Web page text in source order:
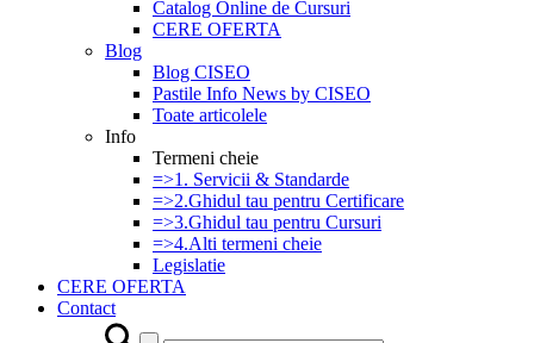
Catalog Online de Cursuri
CERE OFERTA
Blog
Blog CISEO
Pastile Info News by CISEO
Toate articolele
Info
Termeni cheie
=>1. Servicii & Standarde
=>2.Ghidul tau pentru Certificare
=>3.Ghidul tau pentru Cursuri
=>4.Alti termeni cheie
Legislatie
CERE OFERTA
Contact